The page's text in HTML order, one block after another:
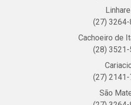
(27) 3264-
Cachoeiro de
(28)
(27) 2141-
São